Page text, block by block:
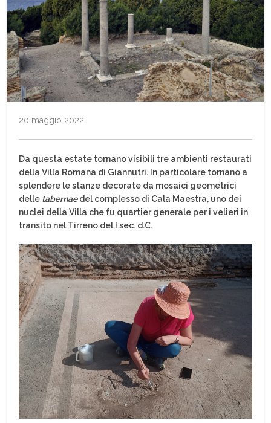
20 maggio 2022
Da questa estate tornano visibili tre ambienti restaurati
della Villa Romana di Giannutri. In particolare tornano a
splendere le stanze decorate da mosaici geometrici
delle tabernaedel complesso di Cala Maestra, uno dei
nuclei della Villa che fu quartier generale per i velieri in
transito nel Tirreno del I sec. d.C.